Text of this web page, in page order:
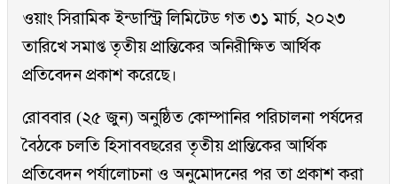
ওয়াং সিরামিক ইন্ডাস্ট্রি লিমিটেড গত ৩১ মার্চ, ২০২৩
তারিখে সমাপ্ত তৃতীয় প্রান্তিকের অনিরীক্ষিত আর্থিক
প্রতিবেদন প্রকাশ করেছে।
রোববার (২৫ জুন) অনুষ্ঠিত কোম্পানির পরিচালনা পর্ষদের
বৈঠকে চলতি হিসাববছরের তৃতীয় প্রান্তিকের আর্থিক
প্রতিবেদন পর্যালোচনা ও অনুমোদনের পর তা প্রকাশ করা